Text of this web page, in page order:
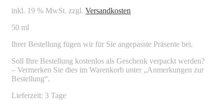
inkl. 19 % MwSt. zzgl. Versandkosten
50 ml
Ihrer Bestellung fügen wir für Sie angepasste Präsente bei.
Soll Ihre Bestellung kostenlos als Geschenk verpackt werden?
– Vermerken Sie dies im Warenkorb unter „Anmerkungen zur
Bestellung“.
Lieferzeit: 3 Tage